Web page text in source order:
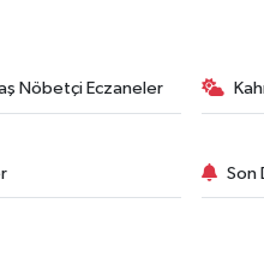
Nöbetçi Eczaneler
Son